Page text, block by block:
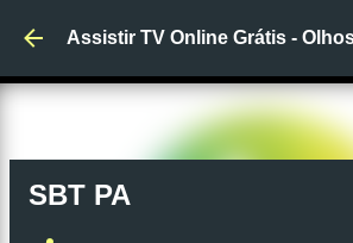
Pular para o conteúdo
Assistir TV Online Grátis -
SBT PA